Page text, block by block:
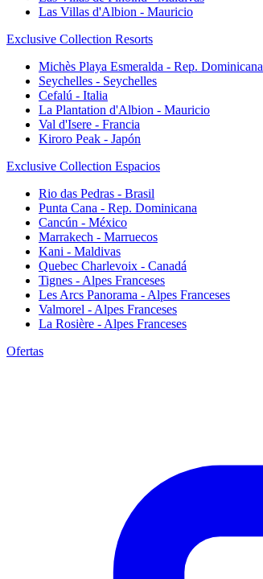
Las Villas d'Albion - Mauricio
Exclusive Collection Resorts
Michès Playa Esmeralda - Rep. Dominicana
Seychelles - Seychelles
Cefalú - Italia
La Plantation d'Albion - Mauricio
Val d'Isere - Francia
Kiroro Peak - Japón
Exclusive Collection Espacios
Rio das Pedras - Brasil
Punta Cana - Rep. Dominicana
Cancún - México
Marrakech - Marruecos
Kani - Maldivas
Quebec Charlevoix - Canadá
Tignes - Alpes Franceses
Les Arcs Panorama - Alpes Franceses
Valmorel - Alpes Franceses
La Rosière - Alpes Franceses
Ofertas